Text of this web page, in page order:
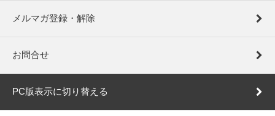
メルマガ登録・解除
お問合せ
PC版表示に切り替える